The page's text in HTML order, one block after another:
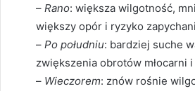
– Rano: większa wilgotność,
większy opór i ryzyko
– Po południu: bardziej suche
zwiększenia obrotów młocarni
– Wieczorem: znów rośnie